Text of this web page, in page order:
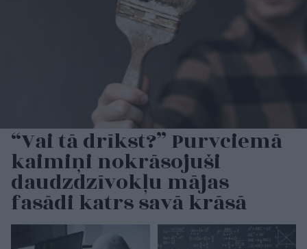
“Vai tā drīkst?” Purvciemā
kaimiņi nokrāsojuši
daudzdzīvokļu mājas
fasādi katrs savā krāsā